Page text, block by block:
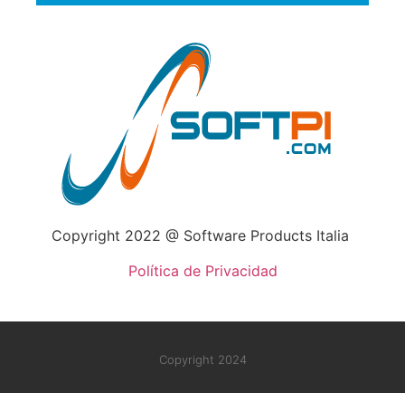
Copyright 2022 @ Software Products Italia
Política de Privacidad
Copyright 2024